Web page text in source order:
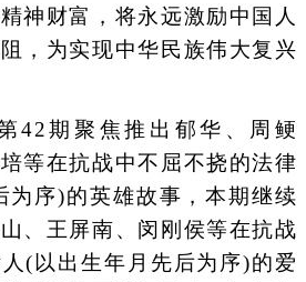
神财富，将永远激励中国人
，为实现中华民族伟大复兴
期聚焦推出郁华、周鲠
等在抗战中不屈不挠的法律
为序)的英雄故事，本期继续
、王屏南、闵刚侯等在抗战
(以出生年月先后为序)的爱